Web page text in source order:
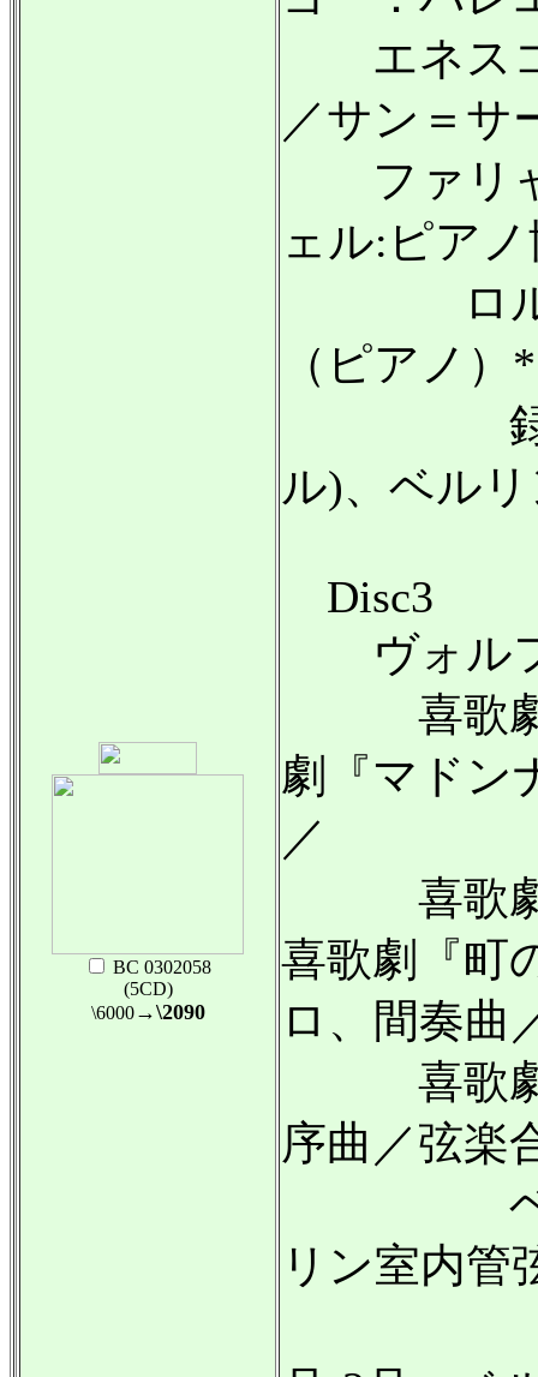
BC 0302058
(5CD)
\6000→\2090
エネスコ
／サン＝サ
ファリャ
ェル:ピア
ロルフ
（ピアノ
録音
ル)、ベル
Disc3
ヴォルフ
喜歌劇『
劇『マドン
／
喜歌劇『
喜歌劇『町
ロ、間奏曲
喜歌劇『
序曲／弦楽
ベルリ
リン室内管